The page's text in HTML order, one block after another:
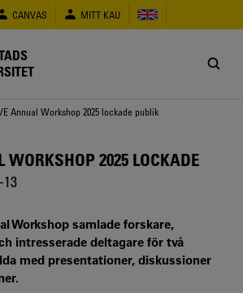
CANVAS MITT KAU
Annual Workshop 2025 lockade publik
2025 LOCKADE
13
Workshop samlade forskare,
intresserade deltagare för två
med presentationer, diskussioner